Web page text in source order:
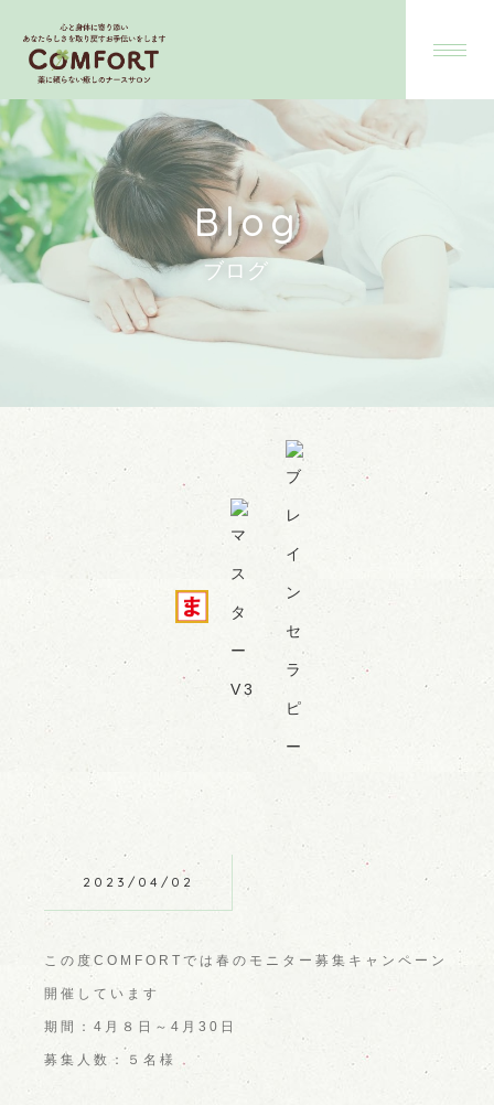
Blog
ブログ
2023/04/02
この度COMFORTでは春のモニター募集キャンペーン
開催しています
期間：4月８日～4月30日
募集人数：５名様